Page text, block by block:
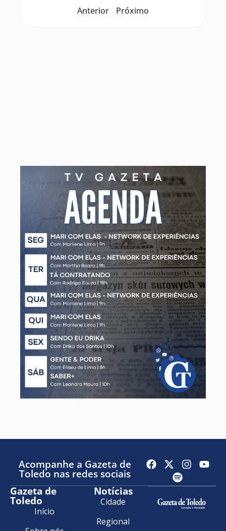
Anterior Próximo
Acompanhe a Gazeta de
Toledo nas redes sociais
Gazeta de
Toledo
Início
Notícias
Cidade
Regional